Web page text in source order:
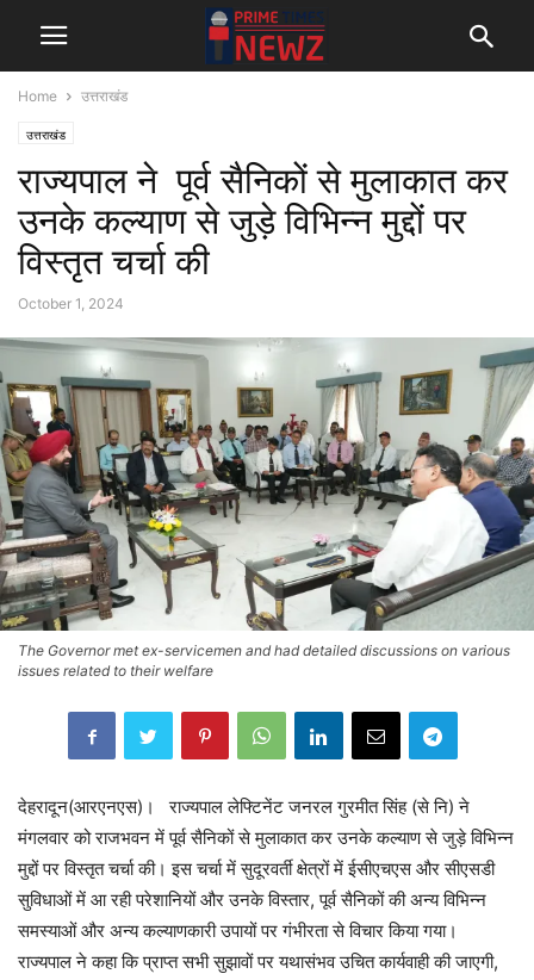
Home उत्तराखंड
उत्तराखंड
राज्यपाल ने पूर्व सैनिकों से मुलाकात कर
उनके कल्याण से जुड़े विभिन्न मुद्दों पर
विस्तृत चर्चा की
October 1, 2024
The Governor met ex-servicemen and had detailed discussions on various
issues related to their welfare
देहरादून(आरएनएस)। राज्यपाल लेफ्टिनेंट जनरल गुरमीत सिंह (से नि) ने
मंगलवार को राजभवन में पूर्व सैनिकों से मुलाकात कर उनके कल्याण से जुड़े विभिन्न
मुद्दों पर विस्तृत चर्चा की। इस चर्चा में सुदूरवर्ती क्षेत्रों में ईसीएचएस और सीएसडी
सुविधाओं में आ रही परेशानियों और उनके विस्तार, पूर्व सैनिकों की अन्य विभिन्न
समस्याओं और अन्य कल्याणकारी उपायों पर गंभीरता से विचार किया गया।
राज्यपाल ने कहा कि प्राप्त सभी सुझावों पर यथासंभव उचित कार्यवाही की जाएगी,